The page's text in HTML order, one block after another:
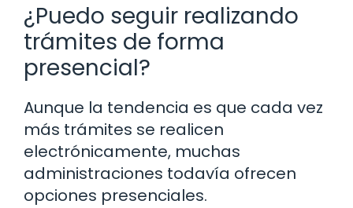
¿Puedo seguir realizando
trámites de forma
presencial?
Aunque la tendencia es que cada vez
más trámites se realicen
electrónicamente, muchas
administraciones todavía ofrecen
opciones presenciales.